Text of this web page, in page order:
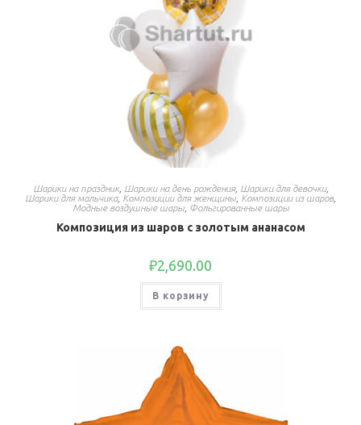
Шарики на праздник, Шарики на день рождения, Шарики для девочки,
Шарики для мальчика, Композиции для женщины Композиции из шаров,
Модные воздушные шары, Фольгированные шары
Композиция из шаров с золотым ананасом
₽2,690.00
В корзину